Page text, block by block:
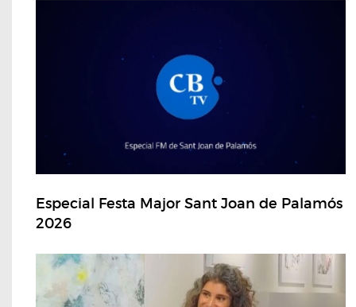
Especial Festa Major Sant Joan de Palamós
2026